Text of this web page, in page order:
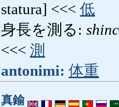
statura] <<< 低
身長を測る:
<<< 測
antonimi: 体重
真鍮